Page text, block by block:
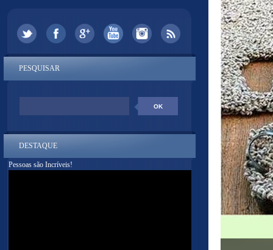
PESQUISAR
DESTAQUE
Pessoas são Incríveis!